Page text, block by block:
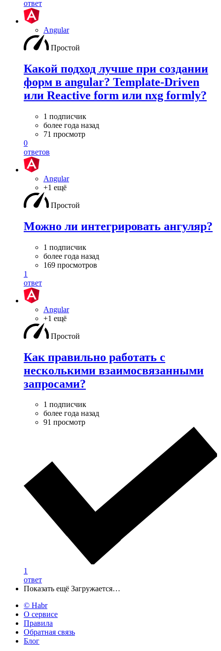
ответ
Angular
Простой
Какой подход лучше при создании
форм в angular? Template-Driven
или Reactive form или nxg formly?
1 подписчик
более года назад
71 просмотр
0
ответов
Angular
+1 ещё
Простой
Можно ли интегрировать ангуляр?
1 подписчик
более года назад
169 просмотров
1
ответ
Angular
+1 ещё
Простой
Как правильно работать с
несколькими взаимосвязанными
запросами?
1 подписчик
более года назад
91 просмотр
1
ответ
Показать ещё Загружается…
© Habr
О сервисе
Правила
Обратная связь
Блог